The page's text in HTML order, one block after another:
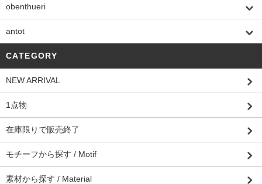
obenthueri
antot
CATEGORY
NEW ARRIVAL
1点物
在庫限りで販売終了
モチーフから探す / Motif
素材から探す / Material